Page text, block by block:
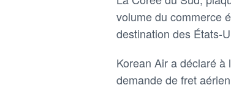
volume du commerce
destination des États-
Korean Air a déclaré
demande de fret